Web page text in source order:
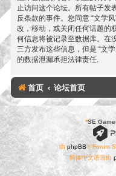
止访问这个论坛。所有帖子发
反条款的事件。您同意 “文学
改，移动，或关闭任何话题的
何信息将被记录至数据库。在
三方发布这些信息，但是 “文
的数据泄漏承担法律责任.
首页 论坛首页
*SE
由 phpBB® Forum
简体中文语言由